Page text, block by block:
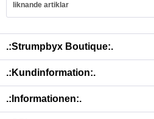
liknande artiklar
.:Strumpbyx Boutique:.
.:Kundinformation:.
.:Informationen:.